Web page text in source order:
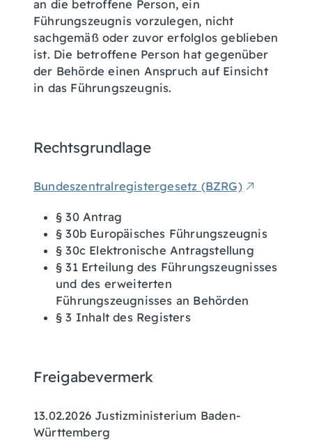
an die betroffene Person, ein
Führungszeugnis vorzulegen, nicht
sachgemäß oder zuvor erfolglos geblieben
ist. Die betroffene Person hat gegenüber
der Behörde einen Anspruch auf Einsicht
in das Führungszeugnis.
Rechtsgrundlage
Bundeszentralregistergesetz (BZRG)
§ 30 Antrag
§ 30b Europäisches Führungszeugnis
§ 30c Elektronische Antragstellung
§ 31 Erteilung des Führungszeugnisses
und des erweiterten
Führungszeugnisses an Behörden
§ 3 Inhalt des Registers
Freigabevermerk
13.02.2026 Justizministerium Baden-
Württemberg